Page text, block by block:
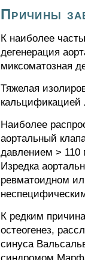
Причины
К наиболее
дегенерация
миксоматозная
Тяжелая
кальцификацией
Наиболее
аортальный
давлением > 110
Изредка
ревматоидном
К редким
остеогенез,
синуса